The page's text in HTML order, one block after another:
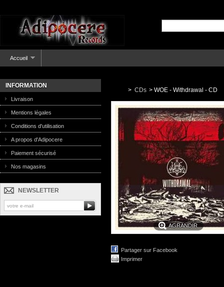
Accueil
INFORMATION
Livraison
Mentions légales
Conditions d'utilisation
A propos d'Adipocere
Paiement sécurisé
Nos magasins
NEWSLETTER
> CDs > WOE - Withdrawal - CD
AGRANDIR
Partager sur Facebook
Imprimer